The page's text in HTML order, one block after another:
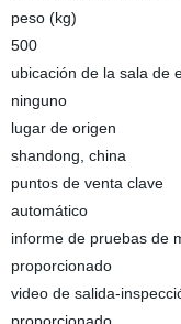
peso (kg)
500
ubicación de la sala de
ninguno
lugar de origen
shandong, china
puntos de venta clave
automático
informe de pruebas de
proporcionado
video de salida-